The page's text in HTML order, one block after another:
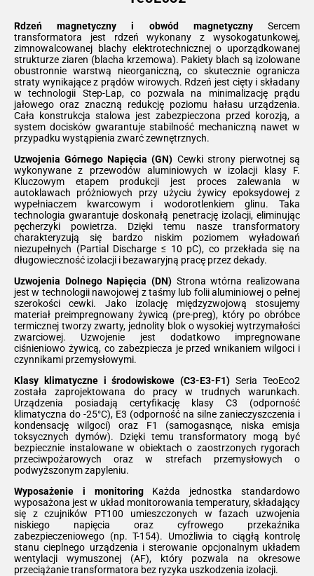
Rdzeń magnetyczny i obwód magnetycznySercem
transformatora jest rdzeń wykonany z wysokogatunkowej,
zimnowalcowanej blachy elektrotechnicznej o uporządkowanej
strukturze ziaren (blacha krzemowa). Pakiety blach są izolowane
obustronnie warstwą nieorganiczną, co skutecznie ogranicza
straty wynikające z prądów wirowych. Rdzeń jest cięty i składany
w technologii Step-Lap, co pozwala na minimalizację prądu
jałowego oraz znaczną redukcję poziomu hałasu urządzenia.
Cała konstrukcja stalowa jest zabezpieczona przed korozją, a
system docisków gwarantuje stabilność mechaniczną nawet w
przypadku wystąpienia zwarć zewnętrznych.
Uzwojenia Górnego Napięcia (GN) Cewki strony pierwotnej są
wykonywane z przewodów aluminiowych w izolacji klasy F.
Kluczowym etapem produkcji jest proces zalewania w
autoklawach próżniowych przy użyciu żywicy epoksydowej z
wypełniaczem kwarcowym i wodorotlenkiem glinu. Taka
technologia gwarantuje doskonałą penetrację izolacji, eliminując
pęcherzyki powietrza. Dzięki temu nasze transformatory
charakteryzują się bardzo niskim poziomem wyładowań
niezupełnych (Partial Discharge ≤ 10 pC), co przekłada się na
długowieczność izolacji i bezawaryjną pracę przez dekady.
Uzwojenia Dolnego Napięcia (DN) Strona wtórna realizowana
jest w technologii nawojowej z taśmy lub folii aluminiowej o pełnej
szerokości cewki. Jako izolację międzyzwojową stosujemy
materiał preimpregnowany żywicą (pre-preg), który po obróbce
termicznej tworzy zwarty, jednolity blok o wysokiej wytrzymałości
zwarciowej. Uzwojenie jest dodatkowo impregnowane
ciśnieniowo żywicą, co zabezpiecza je przed wnikaniem wilgoci i
czynnikami przemysłowymi.
Klasy klimatyczne i środowiskowe (C3-E3-F1) Seria TeoEco2
została zaprojektowana do pracy w trudnych warunkach.
Urządzenia posiadają certyfikację klasy C3 (odporność
klimatyczna do -25°C), E3 (odporność na silne zanieczyszczenia i
kondensację wilgoci) oraz F1 (samogasnące, niska emisja
toksycznych dymów). Dzięki temu transformatory mogą być
bezpiecznie instalowane w obiektach o zaostrzonych rygorach
przeciwpożarowych oraz w strefach przemysłowych o
podwyższonym zapyleniu.
Wyposażenie i monitoringKażda jednostka standardowo
wyposażona jest w układ monitorowania temperatury, składający
się z czujników PT100 umieszczonych w fazach uzwojenia
niskiego napięcia oraz cyfrowego przekaźnika
zabezpieczeniowego (np. T-154). Umożliwia to ciągłą kontrolę
stanu cieplnego urządzenia i sterowanie opcjonalnym układem
wentylacji wymuszonej (AF), który pozwala na okresowe
przeciążanie transformatora bez ryzyka uszkodzenia izolacji.